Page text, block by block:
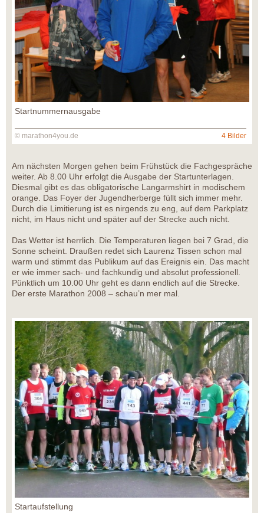
Startnummernausgabe
© marathon4you.de 4 Bilder
Am nächsten Morgen gehen beim Frühstück die Fachgespräche
weiter. Ab 8.00 Uhr erfolgt die Ausgabe der Startunterlagen.
Diesmal gibt es das obligatorische Langarmshirt in modischem
orange. Das Foyer der Jugendherberge füllt sich immer mehr.
Durch die Limitierung ist es nirgends zu eng, auf dem Parkplatz
nicht, im Haus nicht und später auf der Strecke auch nicht.
Das Wetter ist herrlich. Die Temperaturen liegen bei 7 Grad, die
Sonne scheint. Draußen redet sich Laurenz Tissen schon mal
warm und stimmt das Publikum auf das Ereignis ein. Das macht
er wie immer sach- und fachkundig und absolut professionell.
Pünktlich um 10.00 Uhr geht es dann endlich auf die Strecke.
Der erste Marathon 2008 – schau’n mer mal.
Startaufstellung